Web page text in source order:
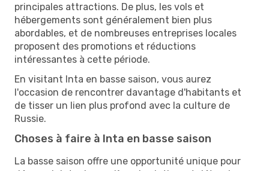
principales attractions. De plus, les vols et
hébergements sont généralement bien plus
abordables, et de nombreuses entreprises locales
proposent des promotions et réductions
intéressantes à cette période.
En visitant Inta en basse saison, vous aurez
l'occasion de rencontrer davantage d'habitants et
de tisser un lien plus profond avec la culture de
Russie.
Choses à faire à Inta en basse saison
La basse saison offre une opportunité unique pour